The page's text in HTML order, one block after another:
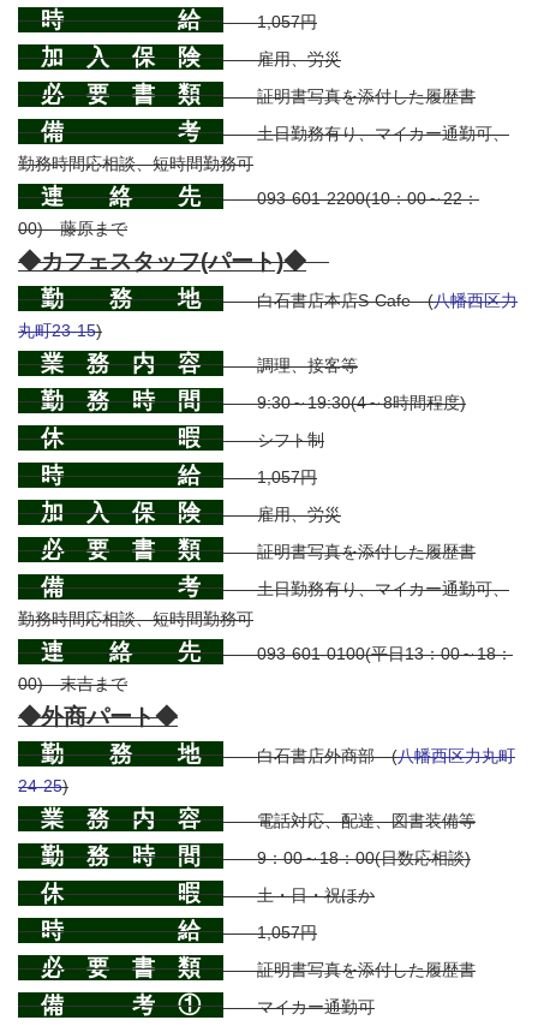
時 給1,057円
加 入 保 険雇用、労災
必 要 書 類証明書写真を添付した履歴書
備 考土日勤務有り、マイカー通勤可、
勤務時間応相談、短時間勤務可
連 絡 先093-601-2200(10：00～22：
00) 藤原まで
◆カフェスタッフ(パート)◆
勤 務 地白石書店本店S-Cafe (八幡西区力
丸町23-15)
業 務 内 容調理、接客等
勤 務 時 間9:30～19:30(4～8時間程度)
休 暇シフト制
時 給1,057円
加 入 保 険雇用、労災
必 要 書 類証明書写真を添付した履歴書
備 考土日勤務有り、マイカー通勤可、
勤務時間応相談、短時間勤務可
連 絡 先093-601-0100(平日13：00～18：
00) 末吉まで
◆外商パート◆
勤 務 地白石書店外商部 (八幡西区力丸町
24-25)
業 務 内 容電話対応、配達、図書装備等
勤 務 時 間9：00～18：00(日数応相談)
休 暇土・日・祝ほか
時 給1,057円
必 要 書 類証明書写真を添付した履歴書
備 考 ①マイカー通勤可